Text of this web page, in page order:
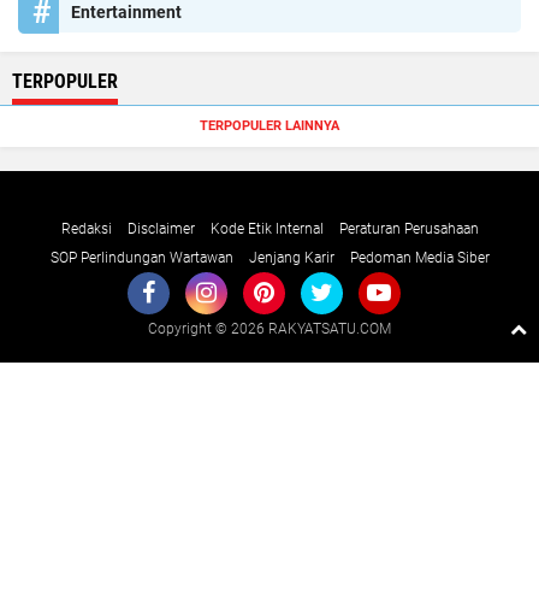
Entertainment
TERPOPULER
TERPOPULER LAINNYA
Redaksi Disclaimer Kode Etik Internal
Peraturan Perusahaan
SOP Perlindungan Wartawan
Jenjang Karir Pedoman Media Siber
Copyright © 2026 RAKYATSATU.COM
Raushan